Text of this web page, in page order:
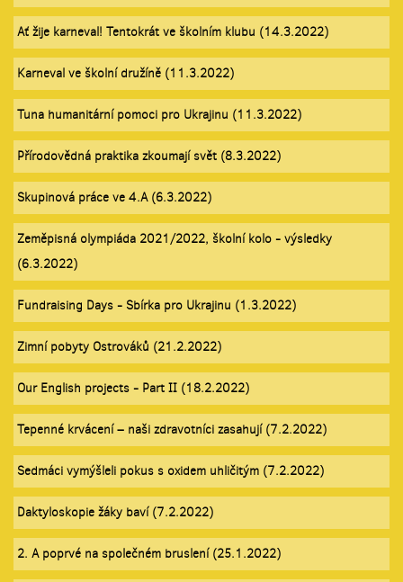
Ať žije karneval! Tentokrát ve školním klubu (14.3.2022)
Karneval ve školní družíně (11.3.2022)
Tuna humanitární pomoci pro Ukrajinu (11.3.2022)
Přírodovědná praktika zkoumají svět (8.3.2022)
Skupinová práce ve 4.A (6.3.2022)
Zeměpisná olympiáda 2021/2022, školní kolo - výsledky
(6.3.2022)
Fundraising Days - Sbírka pro Ukrajinu (1.3.2022)
Zimní pobyty Ostrováků (21.2.2022)
Our English projects - Part II (18.2.2022)
Tepenné krvácení – naši zdravotníci zasahují (7.2.2022)
Sedmáci vymýšleli pokus s oxidem uhličitým (7.2.2022)
Daktyloskopie žáky baví (7.2.2022)
2. A poprvé na společném bruslení (25.1.2022)